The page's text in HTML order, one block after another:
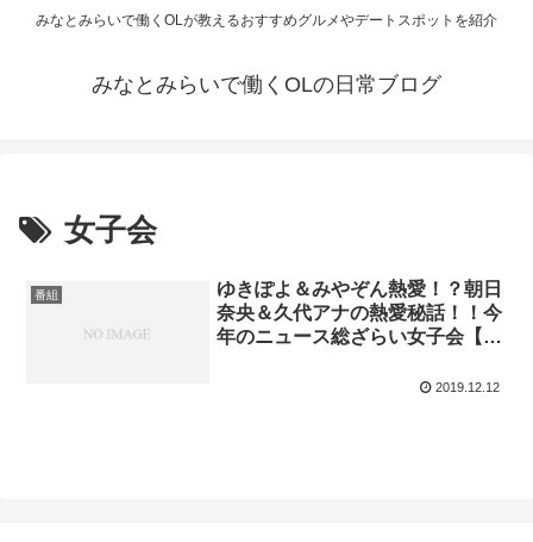
みなとみらいで働くOLが教えるおすすめグルメやデートスポットを紹介
みなとみらいで働くOLの日常ブログ
女子会
番組
ゆきぽよ＆みやぞん熱愛！？朝日
奈央＆久代アナの熱愛秘話！！今
年のニュース総ざらい女子会【ダ
2019.12.12